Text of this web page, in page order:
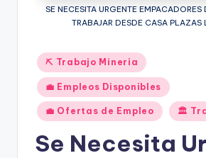
SE NECESITA URGENTE EMPACADORES
TRABAJAR DESDE CASA PLAZAS
Publicado
en
⛏️ Trabajo Mineria
💼 Empleos Disponibles
💼 Ofertas de Empleo 🏛️
Se Necesita